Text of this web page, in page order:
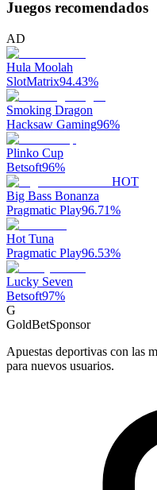
Juegos recomendados
AD
Hula Moolah
SlotMatrix94.43%
Smoking Dragon
Hacksaw Gaming96%
Plinko Cup
Betsoft96%
HOT
Big Bass Bonanza
Pragmatic Play96.71%
Hot Tuna
Pragmatic Play96.53%
Lucky Seven
Betsoft97%
G
GoldBetSponsor
Apuestas deportivas con las
para nuevos usuarios.